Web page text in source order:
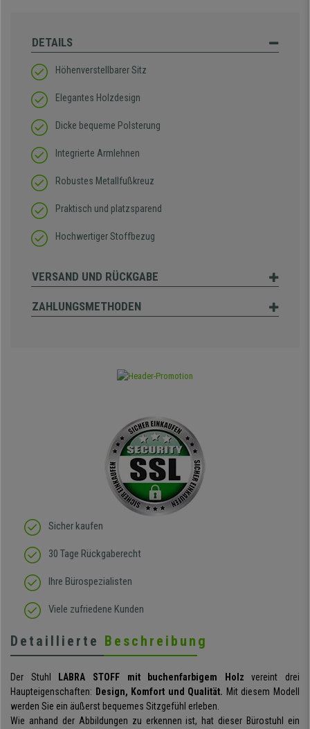
DETAILS
Höhenverstellbarer Sitz
Elegantes Holzdesign
Dicke bequeme Polsterung
Integrierte Armlehnen
Robustes Metallfußkreuz
Praktisch und platzsparend
Hochwertiger Stoffbezug
VERSAND UND RÜCKGABE
ZAHLUNGSMETHODEN
Sicher kaufen
30 Tage Rückgaberecht
Ihre Bürospezialisten
Viele zufriedene Kunden
Detaillierte Beschreibung
Der Stuhl LABRA STOFF mit buchenfarbigem Holz vereint drei
Haupteigenschaften: Design, Komfort und Qualität. Mit diesem Modell
werden Sie ein äußerst bequemes Sitzgefühl erleben.
Wie anhand der Abbildungen zu erkennen ist, hat dieser Bürostuhl ein